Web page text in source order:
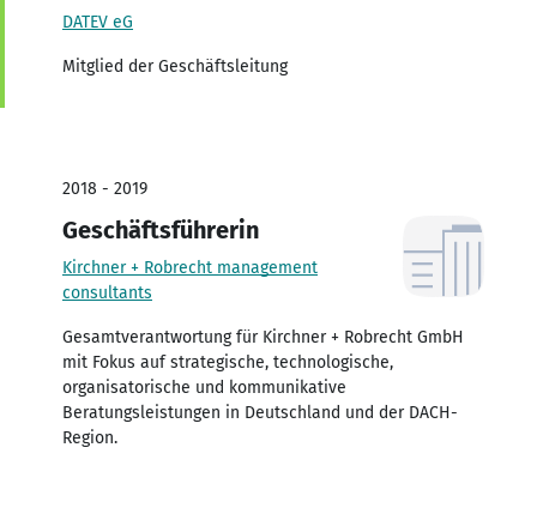
DATEV eG
Mitglied der Geschäftsleitung
2018 - 2019
Geschäftsführerin
Kirchner + Robrecht management
consultants
Gesamtverantwortung für Kirchner + Robrecht GmbH
mit Fokus auf strategische, technologische,
organisatorische und kommunikative
Beratungsleistungen in Deutschland und der DACH-
Region.